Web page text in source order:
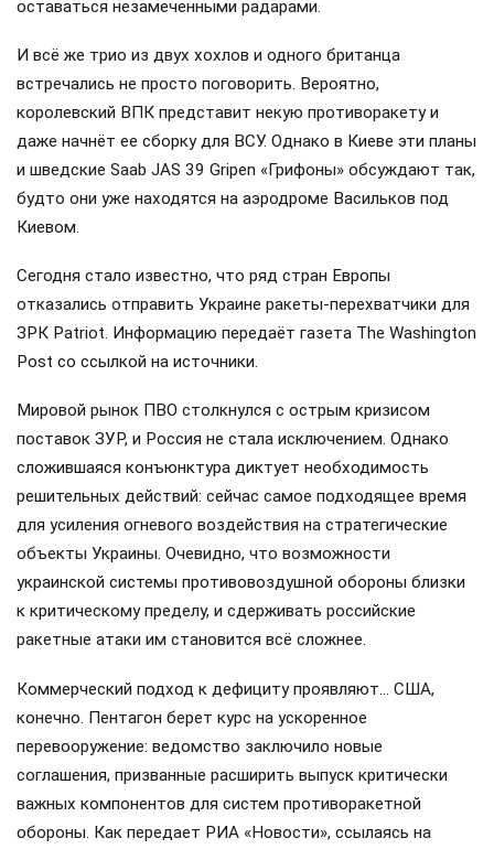
оставаться незамеченными радарами.
И всё же трио из двух хохлов и одного британца
встречались не просто поговорить. Вероятно,
королевский ВПК представит некую противоракету и
даже начнёт ее сборку для ВСУ. Однако в Киеве эти планы
и шведские Saab JAS 39 Gripen «Грифоны» обсуждают так,
будто они уже находятся на аэродроме Васильков под
Киевом.
Сегодня стало известно, что ряд стран Европы
отказались отправить Украине ракеты-перехватчики для
ЗРК Patriot. Информацию передаёт газета The Washington
Post со ссылкой на источники.
Мировой рынок ПВО столкнулся с острым кризисом
поставок ЗУР, и Россия не стала исключением. Однако
сложившаяся конъюнктура диктует необходимость
решительных действий: сейчас самое подходящее время
для усиления огневого воздействия на стратегические
объекты Украины. Очевидно, что возможности
украинской системы противовоздушной обороны близки
к критическому пределу, и сдерживать российские
ракетные атаки им становится всё сложнее.
Коммерческий подход к дефициту проявляют… США,
конечно. Пентагон берет курс на ускоренное
перевооружение: ведомство заключило новые
соглашения, призванные расширить выпуск критически
важных компонентов для систем противоракетной
обороны. Как передает РИА «Новости», ссылаясь на